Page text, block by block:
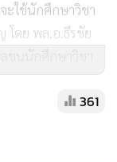
ะใช้นักศึกษาวิชา
โดย พล.อ.ธีรชัย
ชนนักศึกษาวิชา
ด้วยการปลูกฝังให้
วิชาทหารเป็นผู้ที่
มูลที่ถูกต้องมา
361